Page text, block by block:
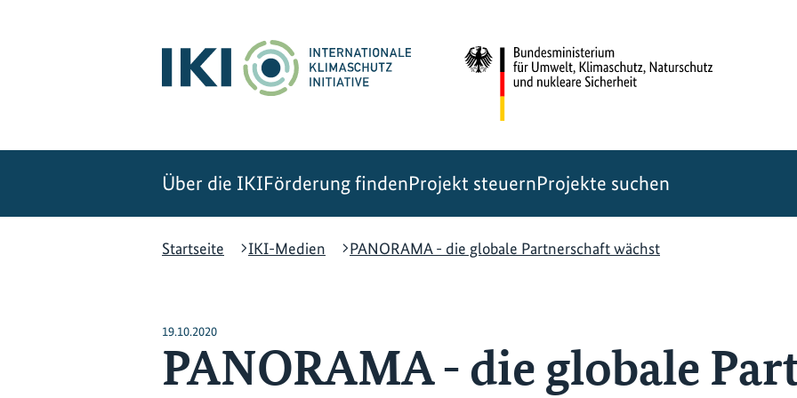
Über die IKIFörderung findenProjekt steuernProjekte suchen
Startseite
IKI-Medien PANORAMA - die globale Partnerschaft wächst
19.10.2020
PANORAMA - die globale